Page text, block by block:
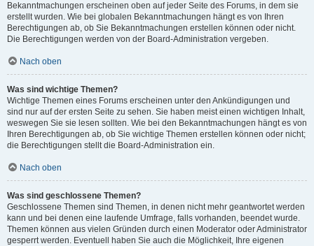
Bekanntmachungen erscheinen oben auf jeder Seite des Forums, in dem sie
erstellt wurden. Wie bei globalen Bekanntmachungen hängt es von Ihren
Berechtigungen ab, ob Sie Bekanntmachungen erstellen können oder nicht.
Die Berechtigungen werden von der Board-Administration vergeben.
Nach oben
Was sind wichtige Themen?
Wichtige Themen eines Forums erscheinen unter den Ankündigungen und
sind nur auf der ersten Seite zu sehen. Sie haben meist einen wichtigen Inhalt,
weswegen Sie sie lesen sollten. Wie bei den Bekanntmachungen hängt es von
Ihren Berechtigungen ab, ob Sie wichtige Themen erstellen können oder nicht;
die Berechtigungen stellt die Board-Administration ein.
Nach oben
Was sind geschlossene Themen?
Geschlossene Themen sind Themen, in denen nicht mehr geantwortet werden
kann und bei denen eine laufende Umfrage, falls vorhanden, beendet wurde.
Themen können aus vielen Gründen durch einen Moderator oder Administrator
gesperrt werden. Eventuell haben Sie auch die Möglichkeit, Ihre eigenen